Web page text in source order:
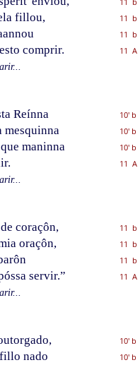
fillou,
11 b
11 b
comprir.
11 A
Reínna
10' b
mesquinna
10' b
maninna
10' b
11 A
coraçôn,
11 b
oraçôn,
11 b
11 b
servir.”
11 A
10' b
nado
10' b